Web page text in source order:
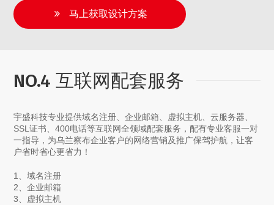
马上获取设计方案
NO.4 互联网配套服务
宇盛科技专业提供域名注册、企业邮箱、虚拟主机、云服务器、
SSL证书、400电话等互联网全领域配套服务，配有专业客服一对
一指导，为乌兰察布企业客户的网络营销及推广保驾护航，让客
户省时省心更省力！
1、域名注册
2、企业邮箱
3、虚拟主机